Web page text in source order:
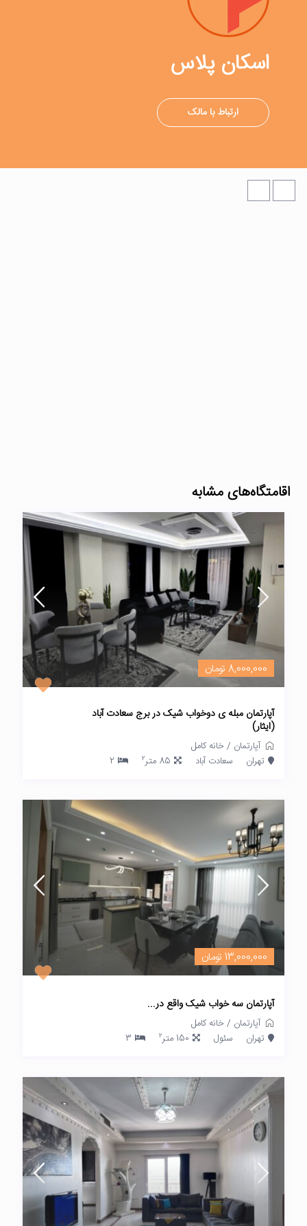
اسکان پلاس
ارتباط با مالک
اقامتگاه‌های مشابه
8,000,000 تومان
آپارتمان مبله ی دوخواب شیک در برج سعادت آباد
(ایثار)
آپارتمان /خانه کامل
تهران
سعادت آباد 85 متر 2
2
13,000,000 تومان
آپارتمان سه خواب شیک واقع در...
آپارتمان /خانه کامل
تهران
سئول 150 متر 2
3